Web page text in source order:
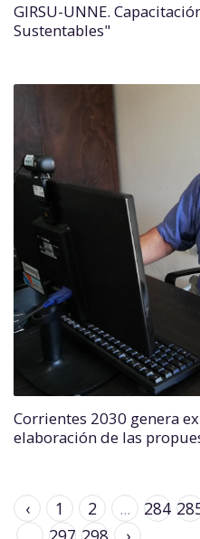
GIRSU-UNNE.
Sustentables"
Corrientes 2030 genera
elaboración de las
‹ 1 2 ... 284